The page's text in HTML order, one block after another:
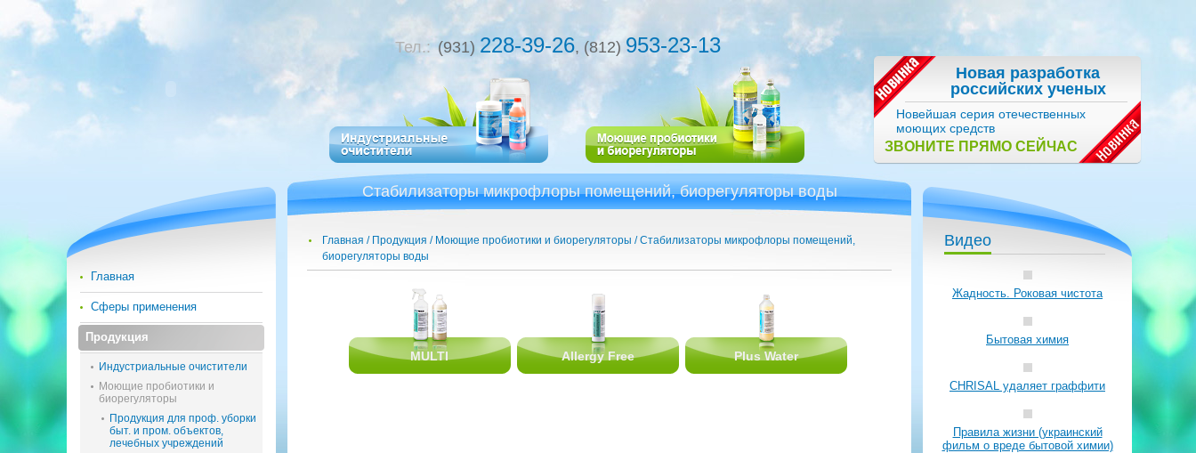
Тел.:(931) 228-39-26, (812) 953-23-13
Новая разработка
российских ученых
Новейшая серия отечественных
моющих средств
ЗВОНИТЕ ПРЯМО СЕЙЧАС
Стабилизаторы микрофлоры помещений, биорегуляторы воды
Главная Продукция Моющие пробиотики и биорегуляторы
Стабилизаторы микрофлоры помещений,
биорегуляторы воды
MULTI Allergy Free Plus Water
Главная
Сферы применения
Продукция
Индустриальные очистители
Моющие пробиотики и
биорегуляторы
Продукция для проф. уборки
быт. и пром. объектов,
лечебных учреждений
Видео
Жадность. Роковая чистота
Бытовая химия
CHRISAL удаляет граффити
Правила жизни (украинский
фильм о вреде бытовой химии)